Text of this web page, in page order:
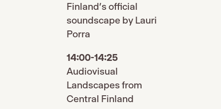
Finland’s official
soundscape by Lauri
Porra
14:00-14:25
Audiovisual
Landscapes from
Central Finland